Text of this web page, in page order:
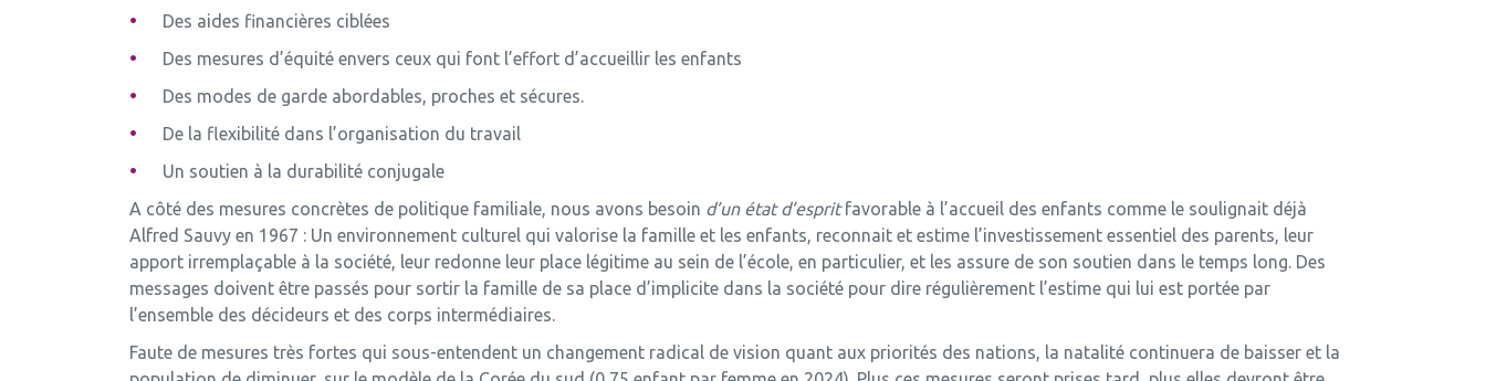
Des aides financières ciblées
Des mesures d’équité envers ceux qui font l’effort d’accueillir les enfants
Des modes de garde abordables, proches et sécures.
De la flexibilité dans l’organisation du travail
Un soutien à la durabilité conjugale
A côté des mesures concrètes de politique familiale, nous avons besoin d’un état d’espritfavorable à l’accueil des enfants comme le soulignait déjà
Alfred Sauvy en 1967 : Un environnement culturel qui valorise la famille et les enfants, reconnait et estime l’investissement essentiel des parents, leur
apport irremplaçable à la société, leur redonne leur place légitime au sein de l’école, en particulier, et les assure de son soutien dans le temps long. Des
messages doivent être passés pour sortir la famille de sa place d’implicite dans la société pour dire régulièrement l’estime qui lui est portée par
l’ensemble des décideurs et des corps intermédiaires.
Faute de mesures très fortes qui sous-entendent un changement radical de vision quant aux priorités des nations, la natalité continuera de baisser et la